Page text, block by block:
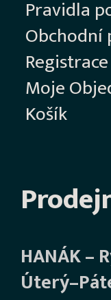
Pravidla
Obchodní
Registrace
Moje
Košík
HANÁK –